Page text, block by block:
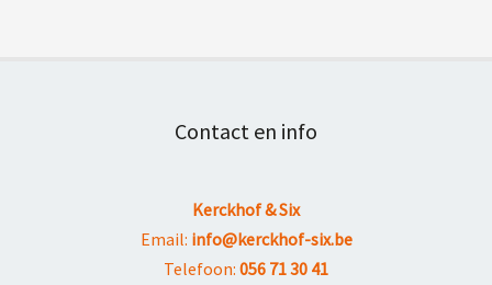
Contact en info
Kerckhof & Six
Email: info@kerckhof-six.be
Telefoon: 056 71 30 41